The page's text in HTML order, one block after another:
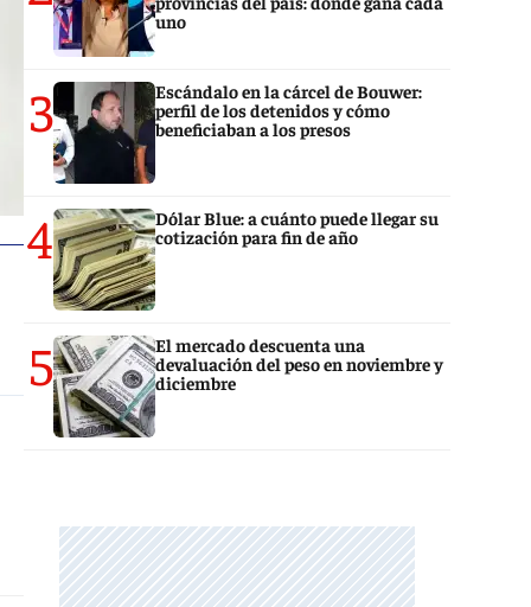
uno
3
Escándalo en la cárcel de Bouwer:
perfil de los detenidos y cómo
beneficiaban a los presos
4
Dólar Blue: a cuánto puede llegar su
cotización para fin de año
5
El mercado descuenta una
devaluación del peso en noviembre y
diciembre